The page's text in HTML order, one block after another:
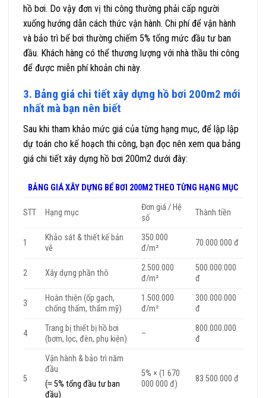
hồ bơi. Do vậy đơn vị thi công thường phải cấp người
xuống hướng dẫn cách thức vận hành. Chi phí để vận hành
và bảo trì bể bơi thường chiếm 5% tổng mức đầu tư ban
đầu. Khách hàng có thể thương lượng với nhà thầu thi công
để được miễn phí khoản chi này.
3. Bảng giá chi tiết xây dựng hồ bơi 200m2 mới
nhất mà bạn nên biết
Sau khi tham khảo mức giá của từng hạng mục, để lập lập
dự toán cho kế hoạch thi công, bạn đọc nên xem qua bảng
giá chi tiết xây dựng hồ bơi 200m2 dưới đây:
BẢNG GIÁ XÂY DỰNG BỂ BƠI 200M2 THEO TỪNG HẠNG MỤC
STT Hạng mục
Đơn giá / Hệ
số
Thành tiền
1
Khảo sát & thiết kế bản
vẽ
350.000
đ/m²
70.000.000 đ
2 Xây dựng phần thô
2.500.000
đ/m²
500.000.000
đ
3
Hoàn thiện (ốp gạch,
chống thấm, thẩm mỹ)
1.500.000
đ/m²
300.000.000
đ
4
Trang bị thiết bị hồ bơi
(bơm, lọc, đèn, phụ kiện)
–
800.000.000
đ
5
Vận hành & bảo trì năm
đầu
(≈ 5% tổng đầu tư ban
đầu)
5% × (1 670
000 000 đ)
83.500.000 đ